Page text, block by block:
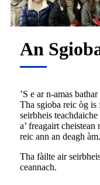
An
’S e ar n-amas
Tha sgioba reic òg is
seirbheis
a’ freagairt
reic ann an deagh àm.
Tha fàilte air
ceannach.